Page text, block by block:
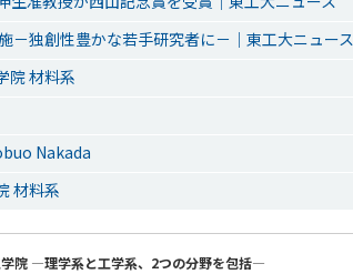
独創性豊かな若手研究者に－｜東工大ニュース
院 材料系
Nakada
材料系
院 ―理学系と工学系、2つの分野を包括―